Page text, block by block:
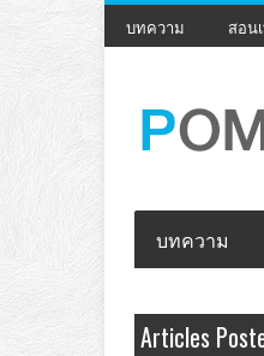
บทความ สอน
บทความ
Articles